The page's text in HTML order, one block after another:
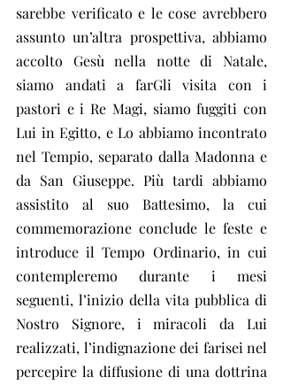
sarebbe verificato e le cose avrebbero
assunto un’altra prospettiva, abbiamo
accolto Gesù nella notte di Natale,
siamo andati a farGli visita con i
pastori e i Re Magi, siamo fuggiti con
Lui in Egitto, e Lo abbiamo incontrato
nel Tempio, separato dalla Madonna e
da San Giuseppe. Più tardi abbiamo
assistito al suo Battesimo, la cui
commemorazione conclude le feste e
introduce il Tempo Ordinario, in cui
contempleremo durante i mesi
seguenti, l’inizio della vita pubblica di
Nostro Signore, i miracoli da Lui
realizzati, l’indignazione dei farisei nel
percepire la diffusione di una dottrina